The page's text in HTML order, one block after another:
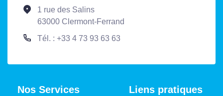
1 rue des Salins
63000 Clermont-Ferrand
Tél. : +33 4 73 93 63 63
Nos Services Liens pratiques